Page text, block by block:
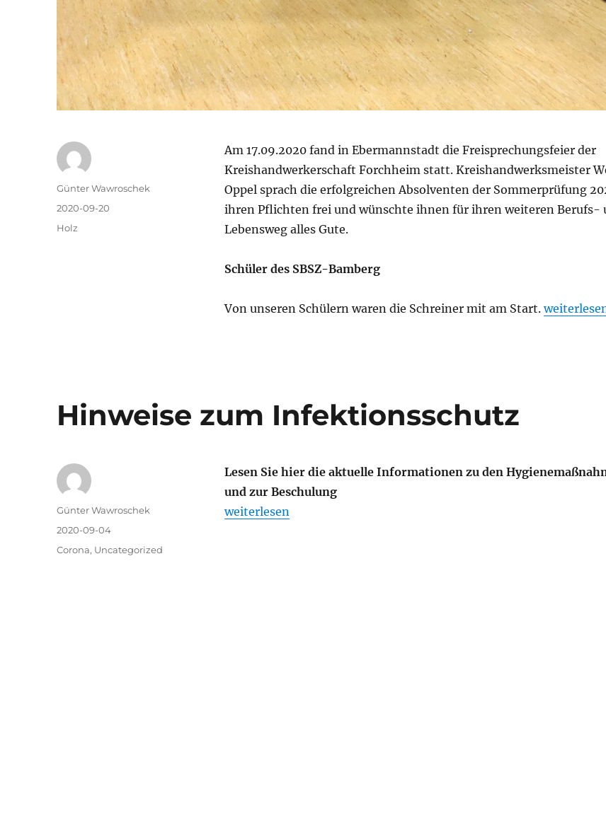
Am 17.09.2020 fand in Ebermannstadt die Freisprechungsfeier der
Kreishandwerkerschaft Forchheim statt. Kreishandwerksmeister
Oppel sprach die erfolgreichen Absolventen der Sommerprüfung
ihren Pflichten frei und wünschte ihnen für ihren weiteren Berufs-
Lebensweg alles Gute.
Schüler des SBSZ-Bamberg
Von unseren Schülern waren die Schreiner mit am Start.
Autor
Günter Wawroschek
Veröffentlicht
am
2020-09-20
Kategorien
Holz
Hinweise zum Infektionsschutz
Lesen Sie hier die aktuelle Informationen zu den
und zur Beschulung
„Hinweise zum Infektionsschutz“
weiterlesen
Autor
Günter Wawroschek
Veröffentlicht
2020-09-04
Kategorien
Corona, Uncategorized